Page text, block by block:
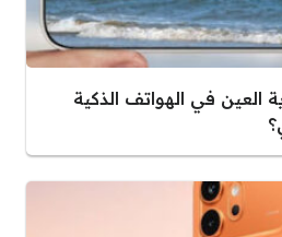
العين في الهواتف الذكية